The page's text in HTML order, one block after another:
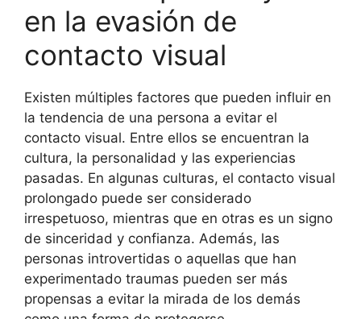
en la evasión de
contacto visual
Existen múltiples factores que pueden influir en
la tendencia de una persona a evitar el
contacto visual. Entre ellos se encuentran la
cultura, la personalidad y las experiencias
pasadas. En algunas culturas, el contacto visual
prolongado puede ser considerado
irrespetuoso, mientras que en otras es un signo
de sinceridad y confianza. Además, las
personas introvertidas o aquellas que han
experimentado traumas pueden ser más
propensas a evitar la mirada de los demás